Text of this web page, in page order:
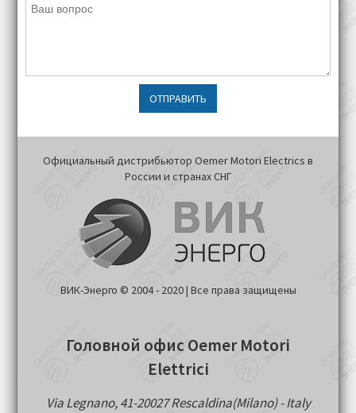
ОТПРАВИТЬ
Официальный дистрибьютор Oemer Motori Electrics в
России и странах СНГ
ВИК-Энерго © 2004 - 2020 | Все права защищены
Головной офис Oemer Motori
Elettrici
Via Legnano, 41-20027 Rescaldina(Milano) - Italy